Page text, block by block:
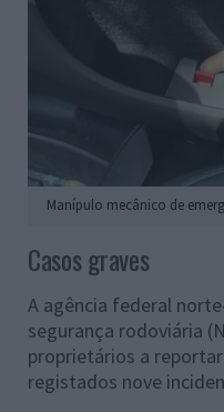
Manípulo mecânico de
Casos graves
A agência federal
segurança rodoviária
proprietários a
registados nove